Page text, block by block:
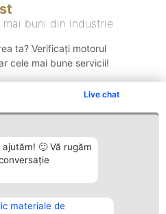
Live chat
🙂 Vă rugăm
materiale de
mai buni din industrie
ta? Verificați motorul
cele mai bune servicii!
Contact